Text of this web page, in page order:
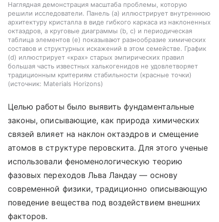
Наглядная демонстрация масштаба проблемы, которую
решили исследователи. Панель (a) иллюстрирует внутреннюю
архитектуру кристалла в виде гибкого каркаса из наклоненных
октаэдров, а круговые диаграммы (b, c) и периодическая
таблица элементов (e) показывают разнообразие химических
составов и структурных искажений в этом семействе. График
(d) иллюстрирует «крах» старых эмпирических правил
большая часть известных халькогенидов не удовлетворяет
традиционным критериям стабильности (красные точки)
источник: Materials Horizons
Целью работы было выявить фундаментальные
законы, описывающие, как природа химических
связей влияет на наклон октаэдров и смещение
атомов в структуре перовскита. Для этого ученые
использовали феноменологическую теорию
фазовых переходов Льва Ландау — основу
современной физики, традиционно описывающую
поведение вещества под воздействием внешних
факторов.